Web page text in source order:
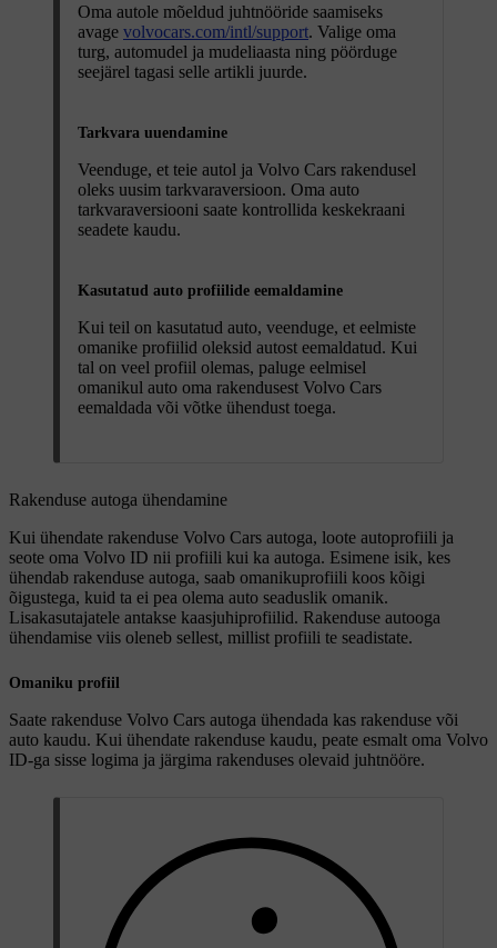
Oma autole mõeldud juhtnööride saamiseks
avage volvocars.com/intl/support. Valige oma
turg, automudel ja mudeliaasta ning pöörduge
seejärel tagasi selle artikli juurde.
Tarkvara uuendamine
Veenduge, et teie autol ja Volvo Cars rakendusel
oleks uusim tarkvaraversioon. Oma auto
tarkvaraversiooni saate kontrollida keskekraani
seadete kaudu.
Kasutatud auto profiilide eemaldamine
Kui teil on kasutatud auto, veenduge, et eelmiste
omanike profiilid oleksid autost eemaldatud. Kui
tal on veel profiil olemas, paluge eelmisel
omanikul auto oma rakendusest Volvo Cars
eemaldada või võtke ühendust toega.
Rakenduse autoga ühendamine
Kui ühendate rakenduse Volvo Cars autoga, loote autoprofiili ja
seote oma Volvo ID nii profiili kui ka autoga. Esimene isik, kes
ühendab rakenduse autoga, saab omanikuprofiili koos kõigi
õigustega, kuid ta ei pea olema auto seaduslik omanik.
Lisakasutajatele antakse kaasjuhiprofiilid. Rakenduse autooga
ühendamise viis oleneb sellest, millist profiili te seadistate.
Omaniku profiil
Saate rakenduse Volvo Cars autoga ühendada kas rakenduse või
auto kaudu. Kui ühendate rakenduse kaudu, peate esmalt oma Volvo
ID-ga sisse logima ja järgima rakenduses olevaid juhtnööre.